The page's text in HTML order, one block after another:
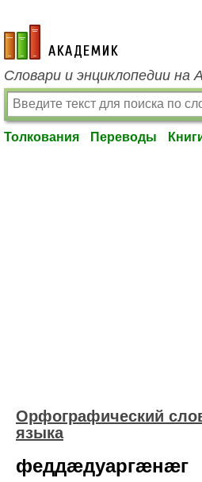
academic.ru
Словари и энциклопедии на
Толкования Переводы
Орфографический
языка
феддæдуаргæнæг